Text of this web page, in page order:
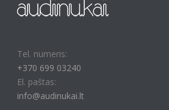
Tel. numeris:
+370 699 03240
El. paštas:
info@audinukai.lt